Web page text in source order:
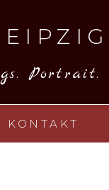
Portrait.
KONTAKT